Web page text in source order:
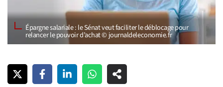
Épargne salariale : le Sénat veut faciliter le déblocage pour
relancer le pouvoir d’achat © journaldeleconomie.fr